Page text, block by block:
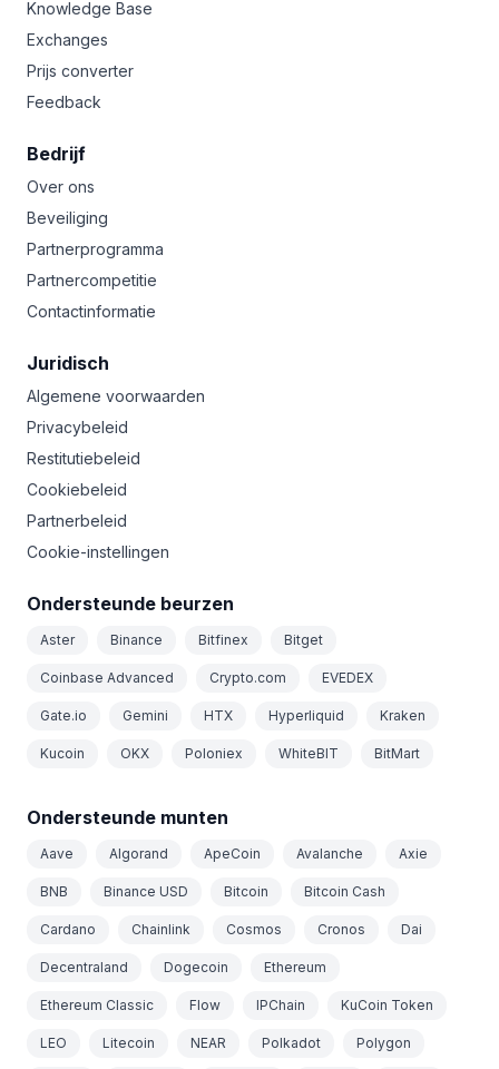
Knowledge Base
Exchanges
Prijs converter
Feedback
Bedrijf
Over ons
Beveiliging
Partnerprogramma
Partnercompetitie
Contactinformatie
Juridisch
Algemene voorwaarden
Privacybeleid
Restitutiebeleid
Cookiebeleid
Partnerbeleid
Cookie-instellingen
Ondersteunde beurzen
Aster Binance Bitfinex Bitget
Coinbase Advanced Crypto.com EVEDEX
Gate.io Gemini HTX Hyperliquid Kraken
Kucoin OKX Poloniex WhiteBIT BitMart
Ondersteunde munten
Aave Algorand ApeCoin Avalanche Axie
BNB Binance USD Bitcoin Bitcoin Cash
Cardano Chainlink Cosmos Cronos Dai
Decentraland Dogecoin Ethereum
Ethereum Classic Flow IPChain KuCoin Token
LEO Litecoin NEAR Polkadot Polygon